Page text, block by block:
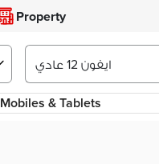
Property
Mobiles & Tablets